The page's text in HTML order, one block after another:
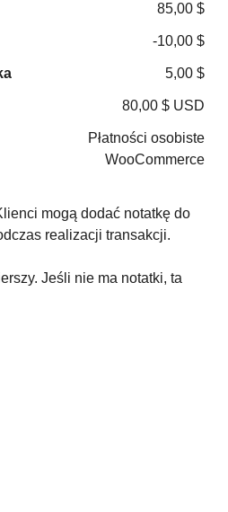
85,00 $
-10,00 $
5,00 $
80,00 $ USD
Płatności osobiste
WooCommerce
mogą dodać notatkę do
realizacji transakcji.
Jeśli nie ma notatki, ta